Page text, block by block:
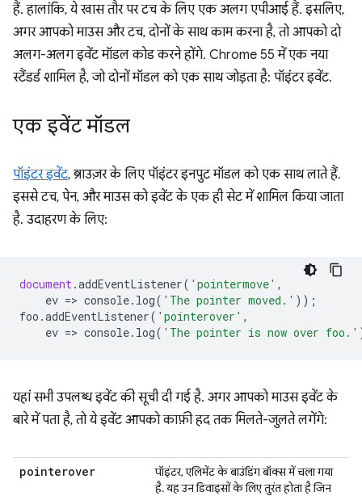
हैं. हालांकि, ये खास तौर पर टच के लिए एक अलग एपीआई हैं. इसलिए,
अगर आपको माउस और टच, दोनों के साथ काम करना है, तो आपको दो
अलग-अलग इवेंट मॉडल कोड करने होंगे. Chrome 55 में एक नया
स्टैंडर्ड शामिल है, जो दोनों मॉडल को एक साथ जोड़ता है: पॉइंटर इवेंट.
एक इवेंट मॉडल
पॉइंटर इवेंट, ब्राउज़र के लिए पॉइंटर इनपुट मॉडल को एक साथ लाते हैं.
इससे टच, पेन, और माउस को इवेंट के एक ही सेट में शामिल किया जाता
है. उदाहरण के लिए:
document.addEventListener( 'pointermove' ,
ev => console. log( 'The pointer moved.' ));
foo .addEventListener( 'pointerover' ,
ev => console. log( 'The pointer is now over foo.'
यहां सभी उपलब्ध इवेंट की सूची दी गई है. अगर आपको माउस इवेंट के
बारे में पता है, तो ये इवेंट आपको काफ़ी हद तक मिलते-जुलते लगेंगे:
pointerover
पॉइंटर, एलिमेंट के बाउंडिंग बॉक्स में चला गया
है. यह उन डिवाइसों के लिए तुरंत होता है जिन